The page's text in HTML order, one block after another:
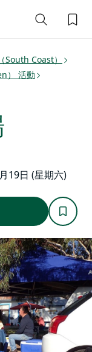
South Coast）
） 活動
19日 (星期六)